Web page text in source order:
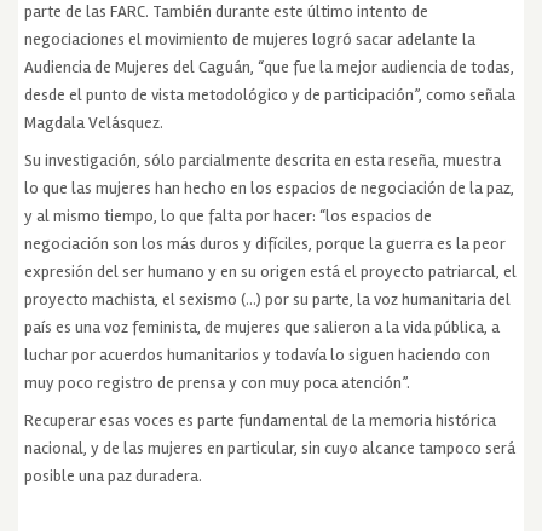
parte de las FARC. También durante este último intento de
negociaciones el movimiento de mujeres logró sacar adelante la
Audiencia de Mujeres del Caguán, “que fue la mejor audiencia de todas,
desde el punto de vista metodológico y de participación”, como señala
Magdala Velásquez.
Su investigación, sólo parcialmente descrita en esta reseña, muestra
lo que las mujeres han hecho en los espacios de negociación de la paz,
y al mismo tiempo, lo que falta por hacer: “los espacios de
negociación son los más duros y difíciles, porque la guerra es la peor
expresión del ser humano y en su origen está el proyecto patriarcal, el
proyecto machista, el sexismo (…) por su parte, la voz humanitaria del
país es una voz feminista, de mujeres que salieron a la vida pública, a
luchar por acuerdos humanitarios y todavía lo siguen haciendo con
muy poco registro de prensa y con muy poca atención”.
Recuperar esas voces es parte fundamental de la memoria histórica
nacional, y de las mujeres en particular, sin cuyo alcance tampoco será
posible una paz duradera.